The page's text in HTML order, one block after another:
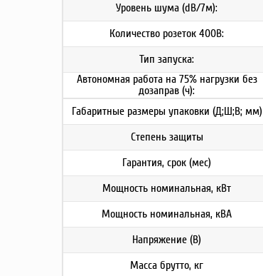
Уровень шума (dB/7м):
Количество розеток 400В:
Тип запуска:
Автономная работа на 75% нагрузки без
дозаправ (ч):
Габаритные размеры упаковки (Д;Ш;В; мм)
Степень защиты
Гарантия, срок (мес)
Мощность номинальная, кВт
Мощность номинальная, кВА
Напряжение (В)
Масса брутто, кг